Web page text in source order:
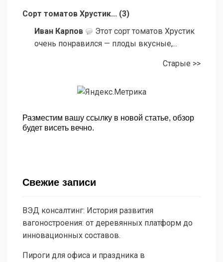
Сорт томатов Хрустик... (3)
Иван Карпов
Этот сорт томатов Хрустик
очень понравился — плоды вкусные,...
Старые >>
Разместим вашу ссылку в новой статье, обзор
будет висеть вечно.
Свежие записи
ВЭД консалтинг: История развития
вагоностроения: от деревянных платформ до
инновационных составов.
Пироги для офиса и праздника в